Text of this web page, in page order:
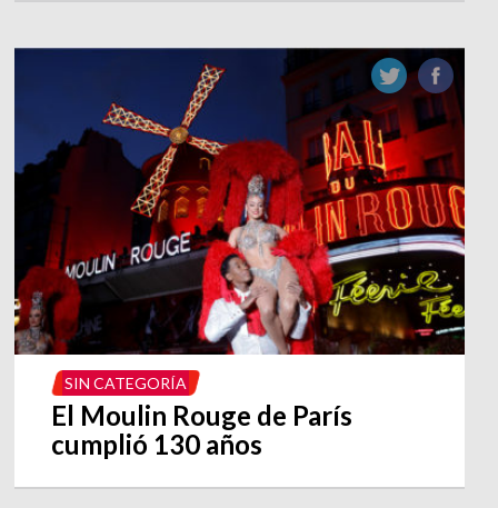
SIN CATEGORÍA
El Moulin Rouge de París
cumplió 130 años